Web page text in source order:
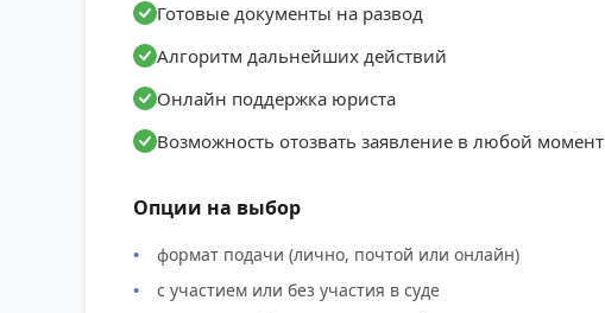
Готовые документы на развод
Алгоритм дальнейших действий
Онлайн поддержка юриста
Возможность отозвать заявление в любой момент
Опции на выбор
формат подачи (лично, почтой или онлайн)
с участием или без участия в суде